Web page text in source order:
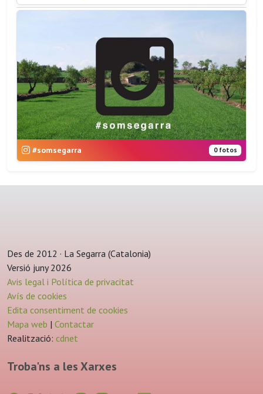
#somsegarra 0 fotos
Des de 2012 · La Segarra (Catalonia)
Versió juny 2026
Avis legal i Política de privacitat
Avís de cookies
Edita consentiment de cookies
Mapa web | Contactar
Realització: cdnet
Troba'ns a les Xarxes